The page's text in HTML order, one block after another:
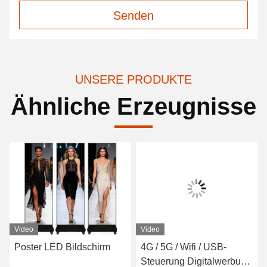
Senden
UNSERE PRODUKTE
Ähnliche Erzeugnisse
Video
Poster LED Bildschirm
Video
4G / 5G / Wifi / USB-
Steuerung Digitalwerbung